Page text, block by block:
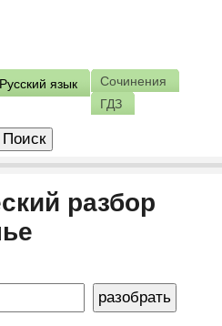
Русский язык
Сочинения
ГДЗ
разбор